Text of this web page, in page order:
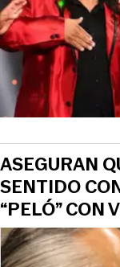
ASEGURAN
SENTIDO
“PELÓ” CON